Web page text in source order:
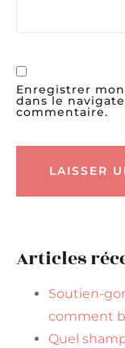
Enregistrer
dans le
commentaire.
Articles
Soutien-
comment
Quel